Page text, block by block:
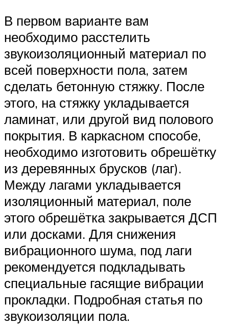
В первом варианте вам
необходимо расстелить
звукоизоляционный материал по
всей поверхности пола, затем
сделать бетонную стяжку. После
этого, на стяжку укладывается
ламинат, или другой вид полового
покрытия. В каркасном способе,
необходимо изготовить обрешётку
из деревянных брусков (лаг).
Между лагами укладывается
изоляционный материал, поле
этого обрешётка закрывается ДСП
или досками. Для снижения
вибрационного шума, под лаги
рекомендуется подкладывать
специальные гасящие вибрации
прокладки. Подробная статья по
звукоизоляции пола.